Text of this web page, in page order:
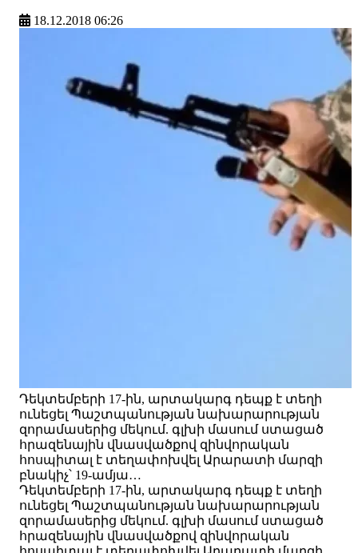
18.12.2018 06:26
Դեկտեմբերի 17-ին, արտակարգ դեպք է տեղի
ունեցել Պաշտպանության նախարարության
զորամասերից մեկում. գլխի մասում ստացած
հրազենային վնասվածքով զինվորական
հոսպիտալ է տեղափոխվել Արարատի մարզի
բնակիչ՝ 19-ամյա…
Դեկտեմբերի 17-ին, արտակարգ դեպք է տեղի
ունեցել Պաշտպանության նախարարության
զորամասերից մեկում. գլխի մասում ստացած
հրազենային վնասվածքով զինվորական